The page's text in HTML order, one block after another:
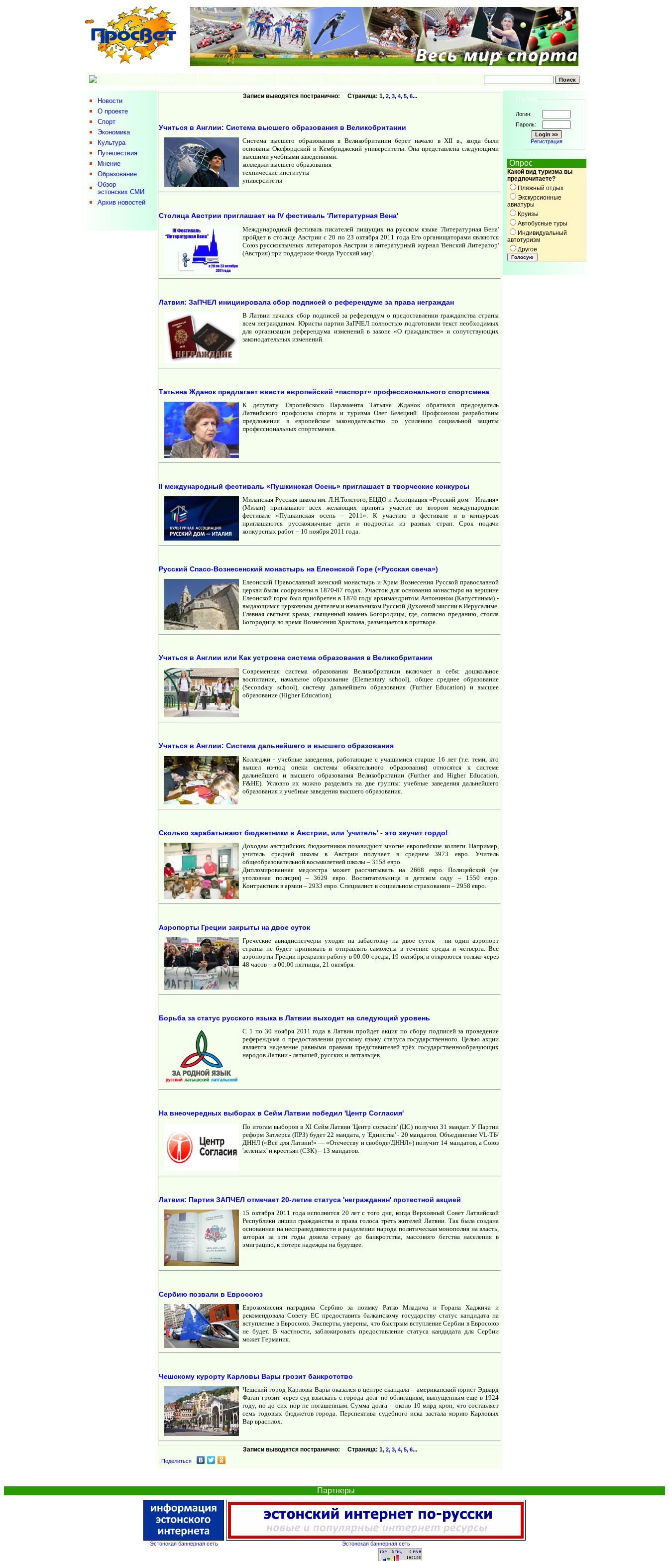
Новости
О проекте
Спорт
Экономика
Культура
Путешествия
Мнение
Образование
Обзор
эстонских СМИ
Архив новостей
Записи выводятся постранично: Страница: 1, 2, 3, 4, 5, 6...
Учиться в Англии: Система высшего образования в Великобритании
Cистема высшего образования в Великобритании берет начало в XII в., когда были
основаны Оксфордский и Кембриджский университеты. Она представлена следующими
высшими учебными заведениями:
колледжи высшего образования
технические институты
университеты
Cтолица Австрии приглашает на IV фестиваль 'Литературная Вена'
Международный фестиваль писателей пишущих на русском языке 'Литературная Вена'
пройдет в столице Австрии с 20 по 23 октября 2011 года Его органищаторами являются
Союз русскоязычных литераторов Австрии и литературный журнал 'Венский Литератор'
(Австрия) при поддержке Фонда 'Русский мир'.
Латвия: ЗаПЧЕЛ инициировала сбор подписей о референдуме за права неграждан
В Латвии начался сбор подписей за референдум о предоставлении гражданства страны
всем негражданам. Юристы партии ЗаПЧЕЛ полностью подготовили текст необходимых
для организации референдума изменений в законе «О гражданстве» и сопутствующих
законодательных изменений.
Татьяна Жданок предлагает ввести европейский «паспорт» профессионального спортсмена
К депутату Европейского Парламента Татьяне Жданок обратился председатель
Латвийского профсоюза спорта и туризма Олег Белецкий. Профсоюзом разработаны
предложения в европейское законодательство по усилению социальной защиты
профессиональных спортсменов.
II международный фестиваль «Пушкинская Осень» приглашает в творческие конкурсы
Миланская Русская школа им. Л.Н.Толстого, ЕЦДО и Ассоциация «Русский дом – Италия»
(Милан) приглашают всех желающих принять участие во втором международном
фестивале «Пушкинская осень – 2011». К участию в фестивале и в конкурсах
приглашаются русскоязычные дети и подростки из разных стран. Срок подачи
конкурсных работ – 10 ноября 2011 года.
Русский Спасо-Вознесенский монастырь на Елеонской Горе («Русская свеча»)
Елеонский Православный женский монастырь и Храм Вознесения Русской православной
церкви были сооружены в 1870-87 годах. Участок для основания монастыря на вершине
Елеонской горы был приобретен в 1870 году архимандритом Антонином (Капустиным) -
выдающимся церковным деятелем и начальником Русской Духовной миссии в Иерусалиме.
Главная святыня храма, священный камень Богородицы, где, согласно преданию, стояла
Богородица во время Вознесения Христова, размещается в притворе.
Учиться в Англии или Как устроена система образования в Великобритании
Современная система образования Великобритании включает в себя: дошкольное
воспитание, начальное образование (Elementary school), общее среднее образование
(Secondary school), систему дальнейшего образования (Further Education) и высшее
образование (Higher Education).
Учиться в Англии: Система дальнейшего и высшего образования
Колледжи - учебные заведения, работающие с учащимися старше 16 лет (т.е. теми, кто
вышел из-под опеки системы обязательного образования) относятся к системе
дальнейшего и высшего образования Великобритании (Further and Higher Education,
F&HE). Условно их можно разделить на две группы: учебные заведения дальнейшего
образования и учебные заведения высшего образования.
Сколько зарабатывают бюджетники в Австрии, или 'учитель' - это звучит гордо!
Доходам австрийских бюджетников позавидуют многие европейские коллеги. Например,
учитель средней школы в Австрии получает в среднем 3973 евро. Учитель
общеобразовательной восьмилетней школы – 3158 евро.
Дипломированная медсестра может рассчитывать на 2668 евро. Полицейский (не
уголовная полиция) – 3629 евро. Воспитательница в детском саду – 1550 евро.
Контрактник в армии – 2933 евро. Специалист в социальном страховании – 2958 евро.
Аэропорты Греции закрыты на двое суток
Греческие авиадиспетчеры уходят на забастовку на двое суток – ни один аэропорт
страны не будет принимать и отправлять самолеты в течение среды и четверга. Все
аэропорты Греции прекратят работу в 00:00 среды, 19 октября, и откроются только через
48 часов – в 00:00 пятницы, 21 октября.
Борьба за статус русского языка в Латвии выходит на следующий уровень
С 1 по 30 ноября 2011 года в Латвии пройдет акция по сбору подписей за проведение
референдума о предоставлении русскому языку статуса государственного. Целью акции
является наделение равными правами представителей трёх государственнообразующих
народов Латвии - латышей, русских и латгальцев.
На внеочередных выборах в Сейм Латвии победил 'Центр Согласия'
По итогам выборов в XI Сейм Латвии 'Центр согласия' (ЦС) получил 31 мандат. У Партии
реформ Затлерса (ПРЗ) будет 22 мандата, у 'Единства' - 20 мандатов. Объединение VL-ТБ/
ДННЛ («Всё для Латвии!» — «Отечеству и свободе/ДННЛ») получит 14 мандатов, а Союз
'зеленых' и крестьян (СЗК) – 13 мандатов.
Латвия: Партия ЗАПЧЕЛ отмечает 20-летие статуса 'негражданин' протестной акцией
15 октября 2011 года исполнится 20 лет с того дня, когда Верховный Совет Латвийской
Республики лишил гражданства и права голоса треть жителей Латвии. Так была создана
основанная на несправедливости и разделении народа политическая монополия на власть,
которая за эти годы довела страну до банкротства, массового бегства населения в
эмиграцию, к потере надежды на будущее.
Сербию позвали в Евросоюз
Еврокомиссия наградила Сербию за поимку Ратко Младича и Горана Хаджича и
рекомендовала Совету ЕС предоставить балканскому государству статус кандидата на
вступление в Евросоюз. Эксперты, уверены, что быстрым вступление Сербии в Евросоюз
не будет. В частности, заблокировать предоставление статуса кандидата для Сербии
может Германия.
Чешскому курорту Карловы Вары грозит банкротство
Чешский город Карловы Вары оказался в центре скандала – американский юрист Эдвард
Фаган грозит через суд взыскать с города долг по облигациям, выпущенным еще в 1924
году, но до сих пор не погашенным. Сумма долга – около 10 млрд крон, что составляет
семь годовых бюджетов города. Перспектива судебного иска застала мэрию Карловых
Вар врасплох.
Записи выводятся постранично: Страница: 1, 2, 3, 4, 5, 6...
Поделиться
Логин
Логин:
Пароль:
Регистрация
Опрос
Какой вид туризма вы
предпочитаете?
Пляжный отдых
Экскурсионные
авиатуры
Круизы
Автобусные туры
Индивидуальный
автотуризм
Другое
Партнеры
Эстонская баннерная сеть Эстонская баннерная сеть